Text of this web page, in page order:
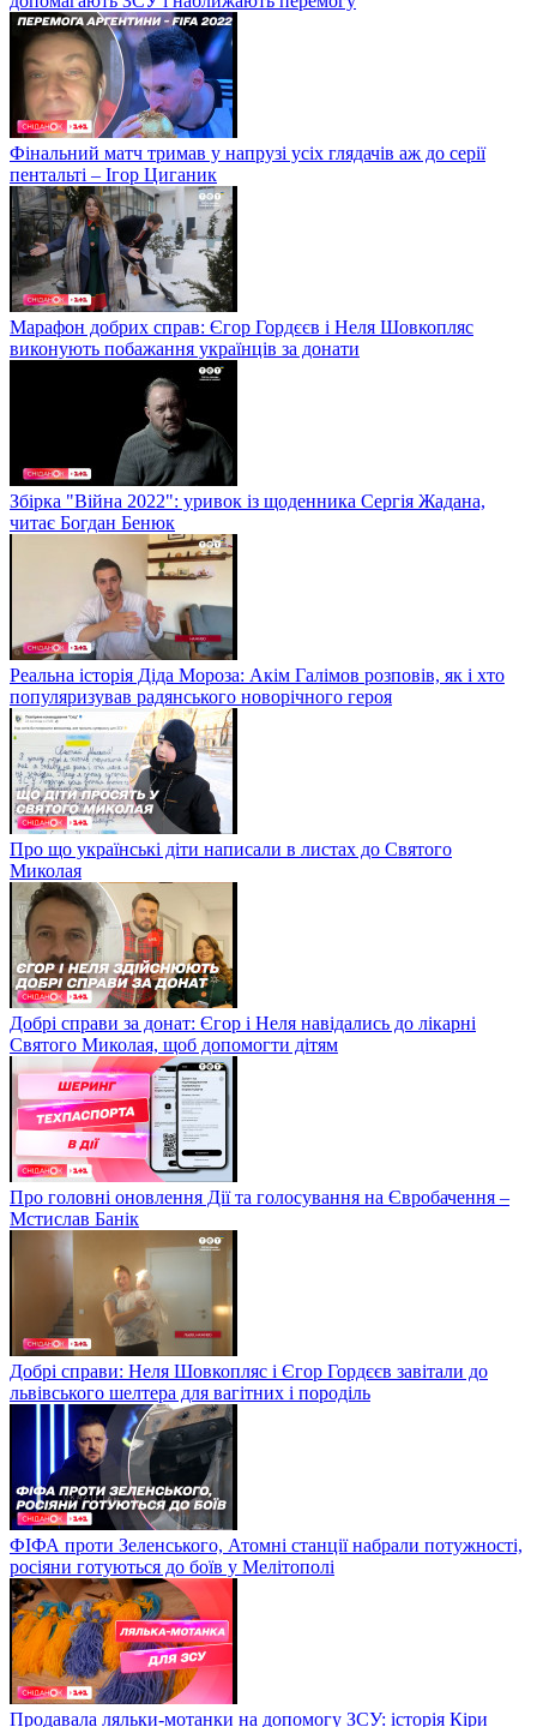
Фінальний матч тримав у напрузі усіх глядачів аж до серії
пентальті – Ігор Циганик
Марафон добрих справ: Єгор Гордєєв і Неля Шовкопляс
виконують побажання українців за донати
Збірка "Війна 2022": уривок із щоденника Сергія Жадана,
читає Богдан Бенюк
Реальна історія Діда Мороза: Акім Галімов розповів, як і хто
популяризував радянського новорічного героя
Про що українські діти написали в листах до Святого
Миколая
Добрі справи за донат: Єгор і Неля навідались до лікарні
Святого Миколая, щоб допомогти дітям
Про головні оновлення Дії та голосування на Євробачення –
Мстислав Банік
Добрі справи: Неля Шовкопляс і Єгор Гордєєв завітали до
львівського шелтера для вагітних і породіль
ФІФА проти Зеленського, Атомні станції набрали потужності,
росіяни готуються до боїв у Мелітополі
Продавала ляльки-мотанки на допомогу ЗСУ: історія Кіри